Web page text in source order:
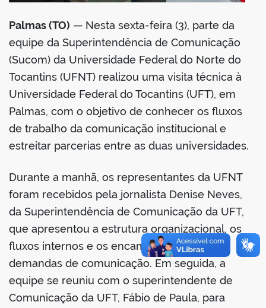
Palmas (TO) — Nesta sexta-feira (3), parte da
equipe da Superintendência de Comunicação
(Sucom) da Universidade Federal do Norte do
Tocantins (UFNT) realizou uma visita técnica à
Universidade Federal do Tocantins (UFT), em
Palmas, com o objetivo de conhecer os fluxos
de trabalho da comunicação institucional e
estreitar parcerias entre as duas universidades.
Durante a manhã, os representantes da UFNT
foram recebidos pela jornalista Denise Neves,
da Superintendência de Comunicação da UFT,
que apresentou a estrutura organizacional, os
fluxos internos e os encaminhamentos de
demandas de comunicação. Em seguida, a
equipe se reuniu com o superintendente de
Comunicação da UFT, Fábio de Paula, para